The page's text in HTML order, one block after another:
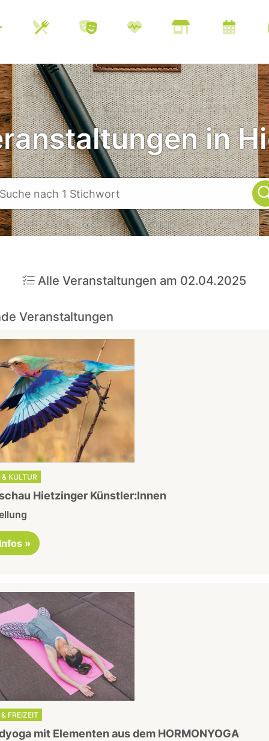
in
Alle Veranstaltungen am 02.04.2025
Veranstaltungen
KULTUR
Hietzinger Künstler:Innen
»
FREIZEIT
mit Elementen aus dem HORMONYOGA